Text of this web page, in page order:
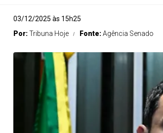
03/12/2025 às 15h25
Por:Tribuna Hoje Fonte:Agência Senado